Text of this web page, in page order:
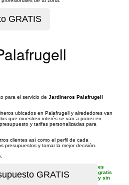
para el servicio de Jardineros Palafrugell
ubicados en Palafrugell y alrededores van
que muestren interés se van a poner en
y tarifas personalizadas para
clientes así como el perfil de cada
presupuestos y tomar la mejor decisión.
es
gratis
y sin